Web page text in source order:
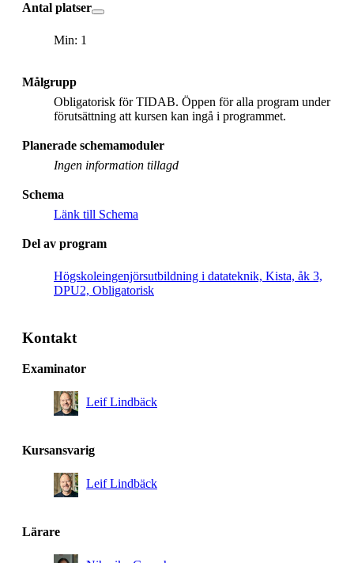
Antal platser
Min: 1
Målgrupp
Obligatorisk för TIDAB. Öppen för alla program under
förutsättning att kursen kan ingå i programmet.
Planerade schemamoduler
Ingen information tillagd
Schema
Länk till Schema
Del av program
Högskoleingenjörsutbildning i datateknik, Kista, åk 3,
DPU2, Obligatorisk
Kontakt
Examinator
Leif Lindbäck
Kursansvarig
Leif Lindbäck
Lärare